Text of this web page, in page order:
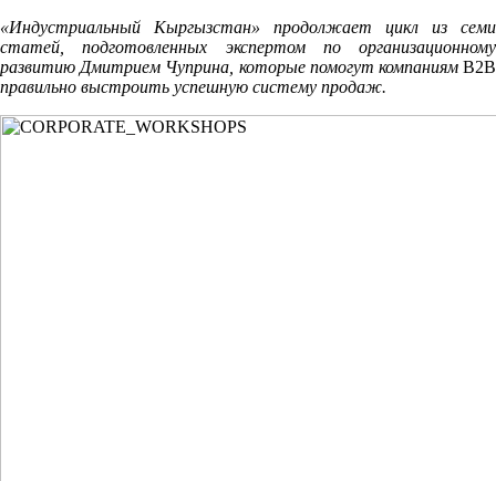
«Индустриальный Кыргызстан» продолжает цикл из семи
статей, подготовленных экспертом по организационному
развитию Дмитрием Чуприна, которые помогут компаниям B2B
правильно выстроить успешную систему продаж.